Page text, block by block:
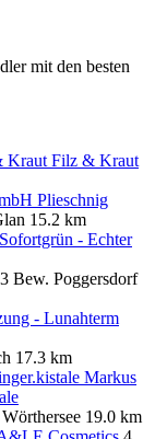
mit den besten
Filz & Kraut
Plieschnig
15.2 km
Bew. Poggersdorf
17.3 km
19.0 km